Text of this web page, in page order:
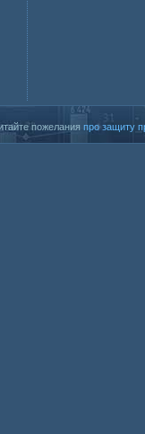
пожелания про защиту